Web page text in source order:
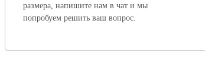
размера, напишите нам в чат и мы
попробуем решить ваш вопрос.